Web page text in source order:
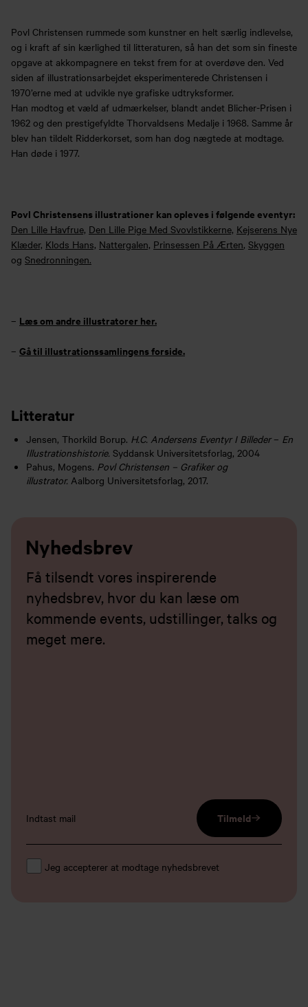
Povl Christensen rummede som kunstner en helt særlig indlevelse,
og i kraft af sin kærlighed til litteraturen, så han det som sin fineste
opgave at akkompagnere en tekst frem for at overdøve den. Ved
siden af illustrationsarbejdet eksperimenterede Christensen i
1970’erne med at udvikle nye grafiske udtryksformer.
Han modtog et væld af udmærkelser, blandt andet Blicher-Prisen i
1962 og den prestigefyldte Thorvaldsens Medalje i 1968. Samme år
blev han tildelt Ridderkorset, som han dog nægtede at modtage.
Han døde i 1977.
Povl Christensens illustrationer kan opleves i følgende eventyr:
Den Lille Havfrue, Den Lille Pige Med Svovlstikkerne, Kejserens Nye
Klæder, Klods Hans, Nattergalen, Prinsessen På Ærten, Skyggen
og Snedronningen.
– Læs om andre illustratorer her.
– Gå til illustrationssamlingens forside.
Litteratur
Jensen, Thorkild Borup. H.C. Andersens Eventyr I Billeder– En
Illustrationshistorie.Syddansk Universitetsforlag, 2004
Pahus, Mogens. Povl Christensen – Grafiker og
illustrator. Aalborg Universitetsforlag, 2017.
Nyhedsbrev
Få tilsendt vores inspirerende
nyhedsbrev, hvor du kan læse om
kommende events, udstillinger, talks og
meget mere.
email input Tilmeld
Jeg accepterer at modtage nyhedsbrevet